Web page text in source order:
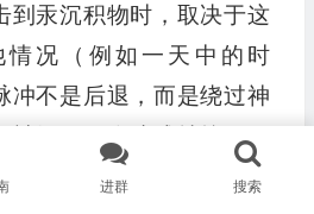
到汞沉积物时，取决于这
况（例如一天中的时
冲不是后退，而是绕过神
神经元，会造成抽搐（因
本的路径）。如果这个人
进群 搜索